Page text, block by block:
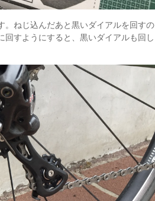
ねじ込んだあと黒いダイアルを回すの
すようにすると、黒いダイアルも回し